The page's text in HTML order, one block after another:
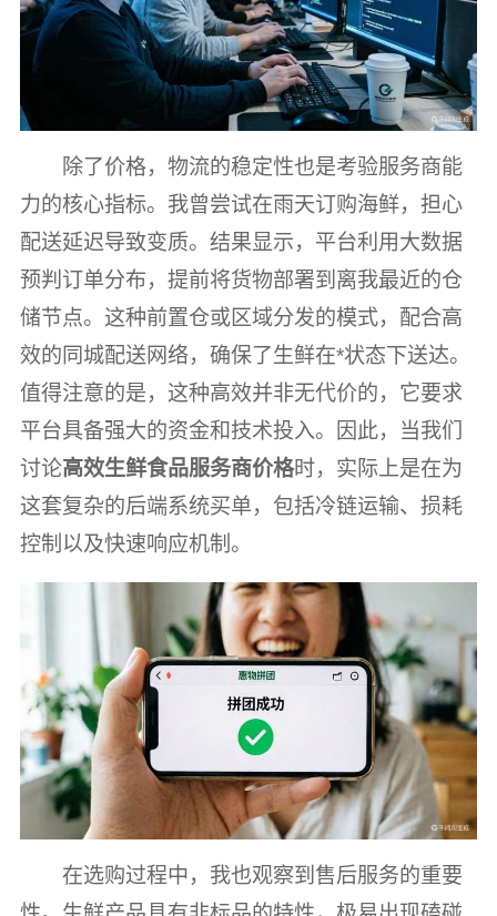
除了价格，物流的稳定性也是考验服务商能
力的核心指标。我曾尝试在雨天订购海鲜，担心
配送延迟导致变质。结果显示，平台利用大数据
预判订单分布，提前将货物部署到离我最近的仓
储节点。这种前置仓或区域分发的模式，配合高
效的同城配送网络，确保了生鲜在*状态下送达。
值得注意的是，这种高效并非无代价的，它要求
平台具备强大的资金和技术投入。因此，当我们
讨论高效生鲜食品服务商价格时，实际上是在为
这套复杂的后端系统买单，包括冷链运输、损耗
控制以及快速响应机制。
在选购过程中，我也观察到售后服务的重要